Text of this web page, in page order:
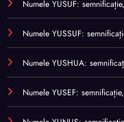
Numele YUSUF:
Numele YUSSUF:
Numele YUSHUA:
Numele YUSEF: